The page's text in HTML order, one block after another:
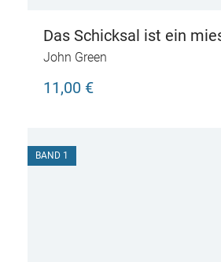
Das Schicksal ist ein
John Green
11,00 €
BAND 1